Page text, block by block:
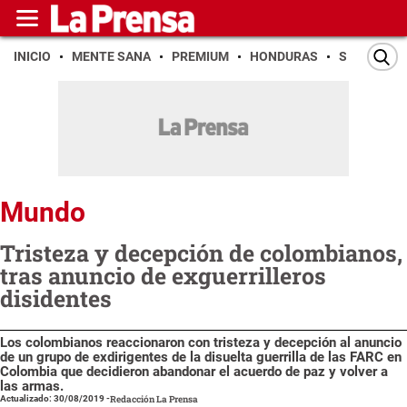
INICIO MENTE SANA PREMIUM HONDURAS SAN PEDRO
Mundo
Tristeza y decepción de colombianos,
tras anuncio de exguerrilleros
disidentes
Los colombianos reaccionaron con tristeza y decepción al anuncio
de un grupo de exdirigentes de la disuelta guerrilla de las FARC en
Colombia que decidieron abandonar el acuerdo de paz y volver a
las armas.
Actualizado: 30/08/2019-Redacción La Prensa